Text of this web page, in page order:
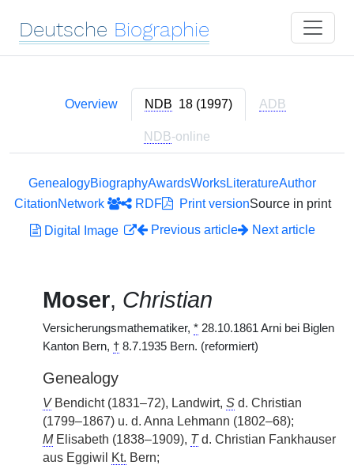
Deutsche Biographie
Overview NDB 18 (1997) ADB
NDB-online
GenealogyBiographyAwardsWorksLiteratureAuthor
CitationNetwork RDF Print versionSource in print
Digital Image
Previous article Next article
Moser, Christian
Versicherungsmathematiker, * 28.10.1861 Arni bei Biglen
Kanton Bern, † 8.7.1935 Bern. (reformiert)
Genealogy
VBendicht (1831–72), Landwirt, S d. Christian
(1799–1867) u. d. Anna Lehmann (1802–68);
MElisabeth (1838–1909), Td. Christian Fankhauser
aus Eggiwil
Kt. Bern;